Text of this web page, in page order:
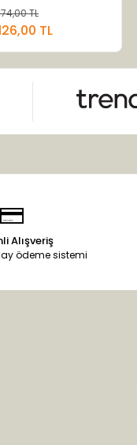
TL
TL
Sepete Ekle
Alışveriş
ödeme sistemi